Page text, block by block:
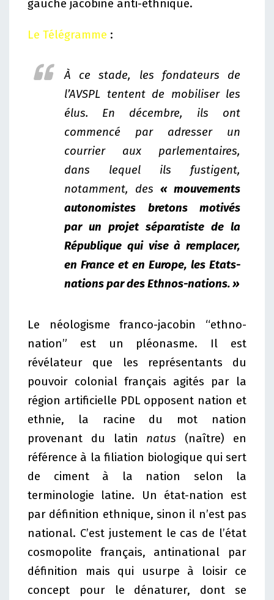
gauche jacobine anti-ethnique.
Le Télégramme :
À ce stade, les fondateurs de
l’AVSPL tentent de mobiliser les
élus. En décembre, ils ont
commencé par adresser un
courrier aux parlementaires,
dans lequel ils fustigent,
notamment, des « mouvements
autonomistes bretons motivés
par un projet séparatiste de la
République qui vise à remplacer,
en France et en Europe, les Etats-
nations par des Ethnos-nations. »
Le néologisme franco-jacobin “ethno-
nation” est un pléonasme. Il est
révélateur que les représentants du
pouvoir colonial français agités par la
région artificielle PDL opposent nation et
ethnie, la racine du mot nation
provenant du latin natus (naître) en
référence à la filiation biologique qui sert
de ciment à la nation selon la
terminologie latine. Un état-nation est
par définition ethnique, sinon il n’est pas
national. C’est justement le cas de l’état
cosmopolite français, antinational par
définition mais qui usurpe à loisir ce
concept pour le dénaturer, dont se